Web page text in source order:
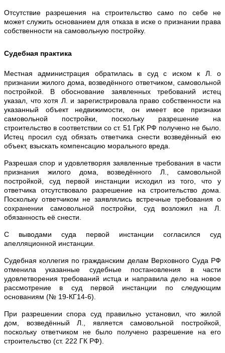
Отсутствие разрешения на строительство само по себе не
может служить основанием для отказа в иске о признании права
собственности на самовольную постройку.
Судебная практика
Местная администрация обратилась в суд с иском к Л. о
признании жилого дома, возведённого ответчиком, самовольной
постройкой. В обоснование заявленных требований истец
указал, что хотя Л. и зарегистрировала право собственности на
указанный объект недвижимости, он имеет все признаки
самовольной постройки, поскольку разрешение на
строительство в соответствии со ст. 51 ГрК РФ получено не было.
Истец просил суд обязать ответчика снести возведённый ею
объект, взыскать компенсацию морального вреда.
Разрешая спор и удовлетворяя заявленные требования в части
признания жилого дома, возведённого Л., самовольной
постройкой, суд первой инстанции исходил из того, что у
ответчика отсутствовало разрешение на строительство дома.
Поскольку ответчиком не заявлялись встречные требования о
сохранении самовольной постройки, суд возложил на Л.
обязанность её снести.
С выводами суда первой инстанции согласился суд
апелляционной инстанции.
Судебная коллегия по гражданским делам Верховного Суда РФ
отменила указанные судебные постановления в части
удовлетворения требований истца и направила дело на новое
рассмотрение в суд первой инстанции по следующим
основаниям (№ 19-КГ14-6).
При разрешении спора суд правильно установил, что жилой
дом, возведённый Л., является самовольной постройкой,
поскольку ответчиком не было получено разрешение на его
строительство (ст. 222 ГК РФ).